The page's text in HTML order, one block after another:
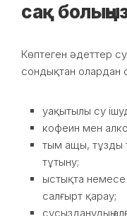
сақ
Көптеген әдеттер
сондықтан олардан
уақытылы су
кофеин мен
тым ащы, тұзды
тұтыну;
ыстықта немесе
салғырт қарау;
сусызданудың